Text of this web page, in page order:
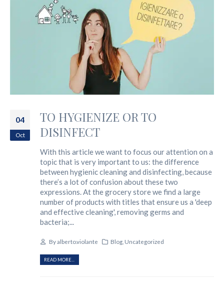
04
Oct
TO HYGIENIZE OR TO
DISINFECT
With this article we want to focus our attention on a
topic that is very important to us: the difference
between hygienic cleaning and disinfecting, because
there’s a lot of confusion about these two
expressions. At the grocery store we find a large
number of products with titles that ensure us a 'deep
and effective cleaning', removing germs and
bacteria;...
Byalberto.violante Blog Uncategorized
READ MORE...